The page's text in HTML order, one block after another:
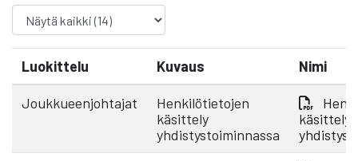
Luokittelu Kuvaus Nimi
Joukkueenjohtajat
Henkilötietojen
käsittely
yhdistystoiminnassa
käsittely